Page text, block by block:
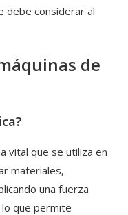
debe considerar al
de
vital que se utiliza en
materiales,
una fuerza
que permite